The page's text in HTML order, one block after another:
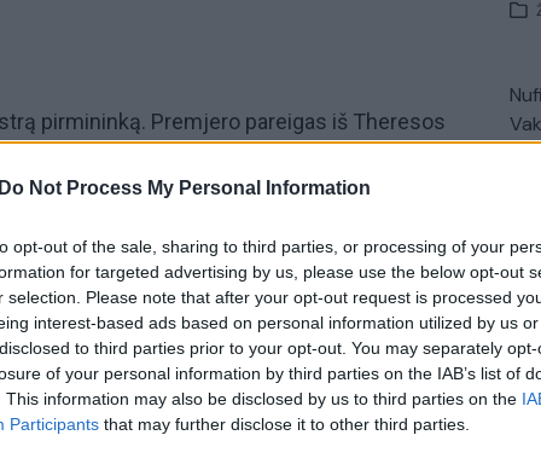
Do Not Process My Personal Information
opt-out of the sale, sharing to third parties, or processing of your
for targeted advertising by us, please use the below opt-out
selection. Please note that after your opt-out request is processed
interest-based ads based on personal information utilized by us
to third parties prior to your opt-out. You may separately
of your personal information by third parties on the IAB’s list of
This information may also be disclosed by us to third parties on the
Participants that may further disclose it to other third parties.
pirmininką. Premjero pareigas iš Theresos
ir be jokio susitarimo.
ministras pirmininkas Brexit